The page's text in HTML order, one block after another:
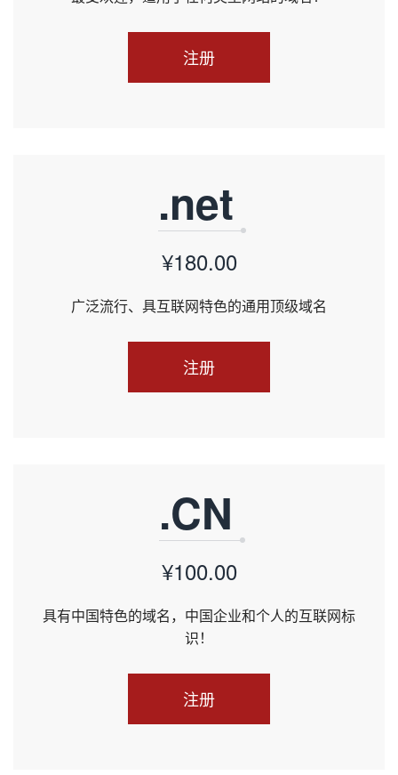
注册
.net
¥180.00
广泛流行、具互联网特色的通用顶级域名
注册
.CN
¥100.00
具有中国特色的域名，中国企业和个人的互联网标
识！
注册